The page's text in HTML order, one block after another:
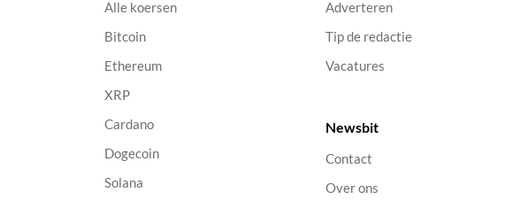
Alle koersen
Bitcoin
Ethereum
XRP
Cardano
Dogecoin
Solana
Adverteren
Tip de redactie
Vacatures
Newsbit
Contact
Over ons